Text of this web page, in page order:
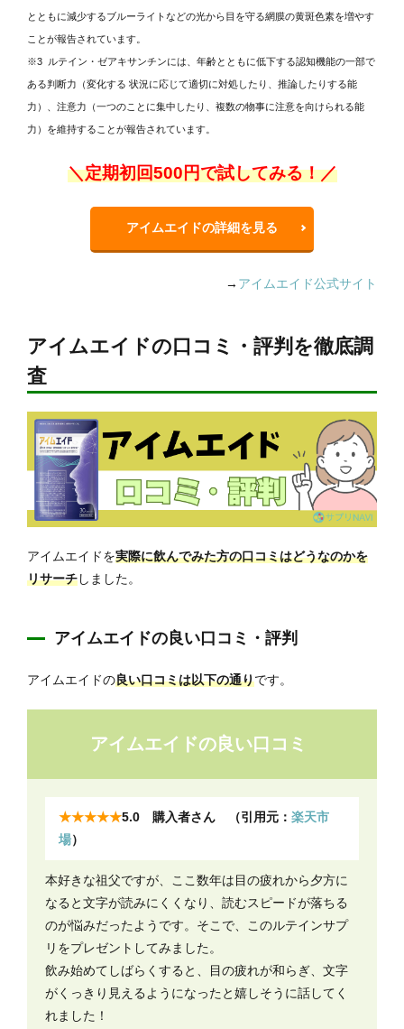
とともに減少するブルーライトなどの光から⽬を守る網膜の⻩斑⾊素を増やす
ことが報告されています。
※3 ルテイン・ゼアキサンチンには、年齢とともに低下する認知機能の⼀部で
ある判断⼒（変化する 状況に応じて適切に対処したり、推論したりする能
⼒）、注意⼒（⼀つのことに集中したり、複数の物事に注意を向けられる能
⼒）を維持することが報告されています。
＼定期初回500円で試してみる！／
アイムエイドの詳細を見る
→ アイムエイド公式サイト
アイムエイドの口コミ・評判を徹底調
査
アイムエイドを実際に飲んでみた方の口コミはどうなのかを
リサーチしました。
アイムエイドの良い口コミ・評判
アイムエイドの良い口コミは以下の通りです。
アイムエイドの良い口コミ
★★★★★5.0 購入者さん （引用元： 楽天市
場）
本好きな祖父ですが、ここ数年は目の疲れから夕方に
なると文字が読みにくくなり、読むスピードが落ちる
のが悩みだったようです。そこで、このルテインサプ
リをプレゼントしてみました。
飲み始めてしばらくすると、目の疲れが和らぎ、文字
がくっきり見えるようになったと嬉しそうに話してく
れました！